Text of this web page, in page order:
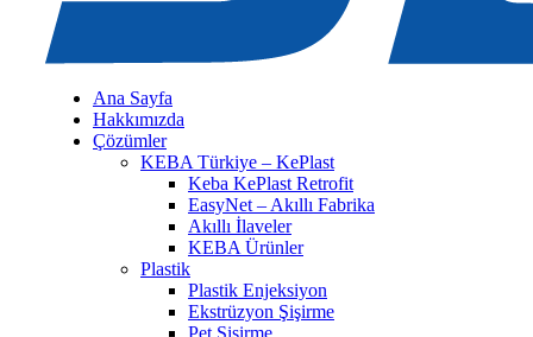
Ana Sayfa
Hakkımızda
Çözümler
KEBA Türkiye – KePlast
Keba KePlast Retrofit
EasyNet – Akıllı Fabrika
Akıllı İlaveler
KEBA Ürünler
Plastik
Plastik Enjeksiyon
Ekstrüzyon Şişirme